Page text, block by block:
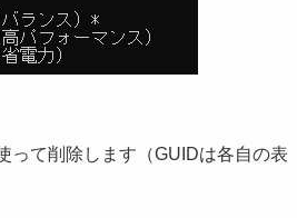
って削除します（GUIDは各自の表